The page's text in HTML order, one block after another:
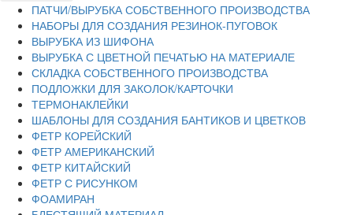
ПАТЧИ/ВЫРУБКА СОБСТВЕННОГО ПРОИЗВОДСТВА
НАБОРЫ ДЛЯ СОЗДАНИЯ РЕЗИНОК-ПУГОВОК
ВЫРУБКА ИЗ ШИФОНА
ВЫРУБКА С ЦВЕТНОЙ ПЕЧАТЬЮ НА МАТЕРИАЛЕ
СКЛАДКА СОБСТВЕННОГО ПРОИЗВОДСТВА
ПОДЛОЖКИ ДЛЯ ЗАКОЛОК/КАРТОЧКИ
ТЕРМОНАКЛЕЙКИ
ШАБЛОНЫ ДЛЯ СОЗДАНИЯ БАНТИКОВ И ЦВЕТКОВ
ФЕТР КОРЕЙСКИЙ
ФЕТР АМЕРИКАНСКИЙ
ФЕТР КИТАЙСКИЙ
ФЕТР С РИСУНКОМ
ФОАМИРАН